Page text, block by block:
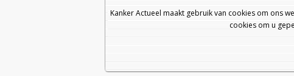
Kanker Actueel maakt gebruik van cookies om ons
cookies om u